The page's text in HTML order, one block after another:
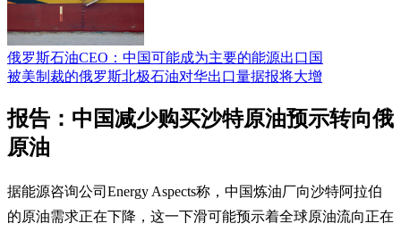
俄罗斯石油CEO：中国可能成为主要的能源出口国
被美制裁的俄罗斯北极石油对华出口量据报将大增
报告：中国减少购买沙特原油预示转向俄
原油
据能源咨询公司Energy Aspects称，中国炼油厂向沙特阿拉伯
的原油需求正在下降，这一下滑可能预示着全球原油流向正在